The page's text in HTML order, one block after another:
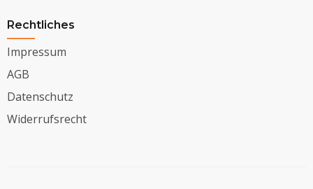
Rechtliches
Impressum
AGB
Datenschutz
Widerrufsrecht